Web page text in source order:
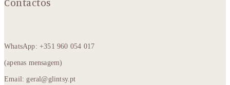
WhatsApp: +351 960 054 017
(apenas mensagem)
Email: geral@glintsy.pt